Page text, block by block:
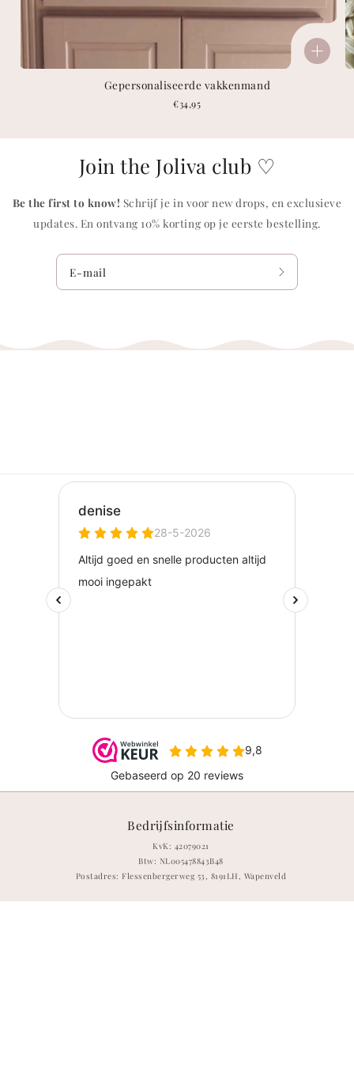
Gepersonaliseerde vakkenmand
Normale
€34,95
Join the Joliva club ♡
Be the first to know! Schrijf je in voor new drops, en exclusieve
updates. En ontvang 10% korting op je eerste bestelling.
E-mail
Bedrijfsinformatie
KvK: 42079021
Btw: NL005478843B48
Postadres: Flessenbergerweg 53, 8191LH, Wapenveld